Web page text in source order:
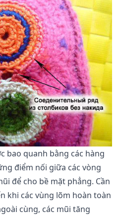
bao quanh bằng các hàng
điểm nối giữa các vòng
để cho bề mặt phẳng. Cần
khi các vùng lõm hoàn toàn
cùng, các mũi tăng